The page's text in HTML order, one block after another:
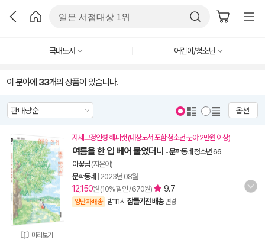
국내도서 어린이/청소년
이 분야에 33개의 상품이 있습니다.
옵션
미리보기
자세교정인형 해피캣 (대상도서 포함 청소년 분야 2만원 이상)
여름을 한 입 베어 물었더니 -문학동네 청소년 66
이꽃님 (지은이)
문학동네
2023년 08월
12,150원 (10% 할인 / 670원) 9.7
양탄자배송 밤 11시 잠들기전 배송 변경